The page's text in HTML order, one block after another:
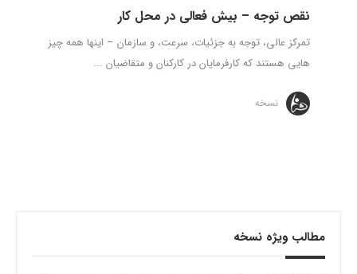
نقص توجه – بیش فعالی در محل کار
تمرکز عالی، توجه به جزئیات، سرعت، و سازمان – اینها همه چیز
هایی هستند که کارفرمایان در کارکنان و متقاضیان ...
نسخه
مطالب ویژه نسخه